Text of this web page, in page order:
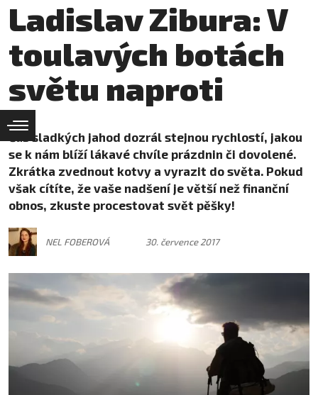
Ladislav Zibura: V
toulavých botách
světu naproti
Čas sladkých jahod dozrál stejnou rychlostí, jakou
se k nám blíží lákavé chvíle prázdnin či dovolené.
Zkrátka zvednout kotvy a vyrazit do světa. Pokud
však cítíte, že vaše nadšení je větší než finanční
obnos, zkuste procestovat svět pěšky!
NEL FOBEROVÁ 30. července 2017